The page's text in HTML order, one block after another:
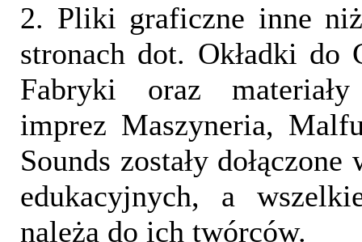
2. Pliki graficzne inne
stronach dot. Okładki do
Fabryki oraz
imprez Maszyneria,
Sounds zostały
edukacyjnych, a
należą do ich twórców.